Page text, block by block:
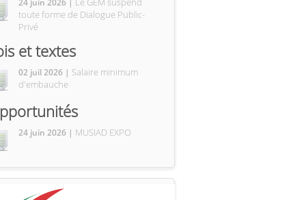
24 juin 2026 |
toute forme de Dialogue Public-
Privé
et textes
02 juil 2026 | Salaire minimum
d'embauche
24 juin 2026 | MUSIAD EXPO